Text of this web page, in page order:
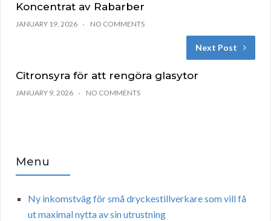
Koncentrat av Rabarber
JANUARY 19, 2026 NO COMMENTS
Next Post
Citronsyra för att rengöra glasytor
JANUARY 9, 2026 NO COMMENTS
Menu
Ny inkomstväg för små dryckestillverkare som vill få
ut maximal nytta av sin utrustning